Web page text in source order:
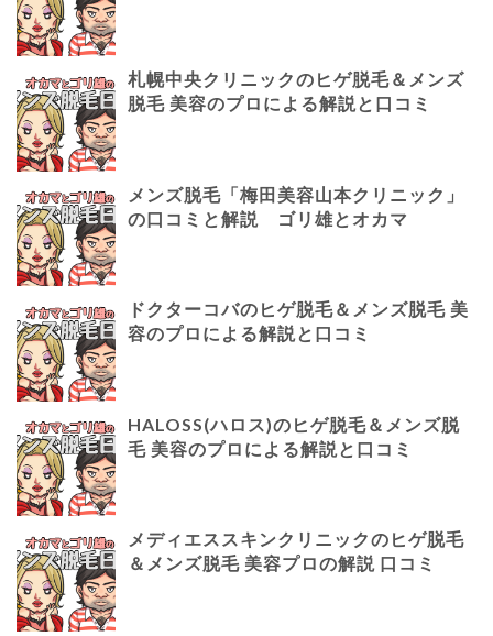
札幌中央クリニックのヒゲ脱毛＆メンズ
脱毛 美容のプロによる解説と口コミ
メンズ脱毛「梅田美容山本クリニック」
の口コミと解説 ゴリ雄とオカマ
ドクターコバのヒゲ脱毛＆メンズ脱毛 美
容のプロによる解説と口コミ
HALOSS(ハロス)のヒゲ脱毛＆メンズ脱
毛 美容のプロによる解説と口コミ
メディエススキンクリニックのヒゲ脱毛
＆メンズ脱毛 美容プロの解説 口コミ